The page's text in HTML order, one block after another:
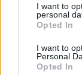
I want to
personal
Opted In
I want to
Personal
Opted In